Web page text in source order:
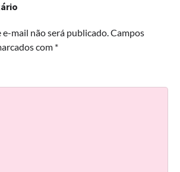
e-mail não será publicado.Campos
com *